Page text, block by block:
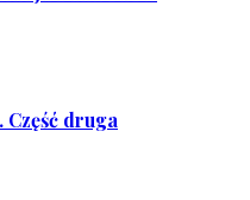
druga